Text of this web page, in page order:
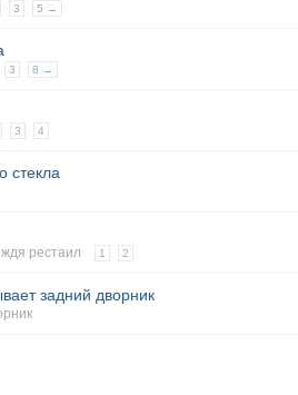
3 5 →
3 8 →
3 4
стекла
рестаил 1 2
задний дворник